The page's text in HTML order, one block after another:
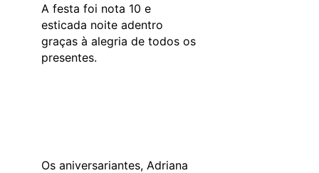
A festa foi nota 10 e
esticada noite adentro
graças à alegria de todos os
presentes.
Os aniversariantes, Adriana